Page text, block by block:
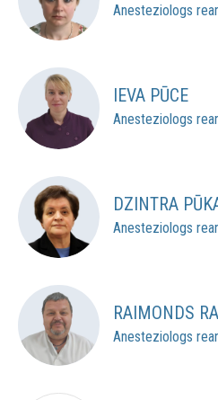
Anesteziologs
IEVA PŪCE
Anesteziologs
DZINTRA
Anesteziologs
RAIMONDS
Anesteziologs